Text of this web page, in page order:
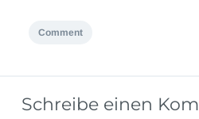
Comment
Schreibe einen